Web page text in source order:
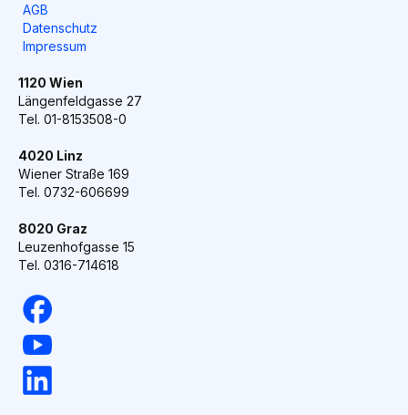
AGB
Datenschutz
Impressum
1120 Wien
Längenfeldgasse 27
Tel. 01-8153508-0
4020 Linz
Wiener Straße 169
Tel. 0732-606699
8020 Graz
Leuzenhofgasse 15
Tel. 0316-714618